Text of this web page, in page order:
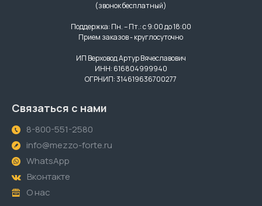
(звонок бесплатный)
Поддержка: Пн. – Пт.: с 9:00 до 18:00
Прием заказов - круглосуточно
ИП Верховод Артур Вячеславович
ИНН: 616804999940
ОГРНИП: 314619636700277
Связаться с нами
8-800-551-2580
info@mezzo-forte.ru
WhatsApp
Вконтакте
О нас